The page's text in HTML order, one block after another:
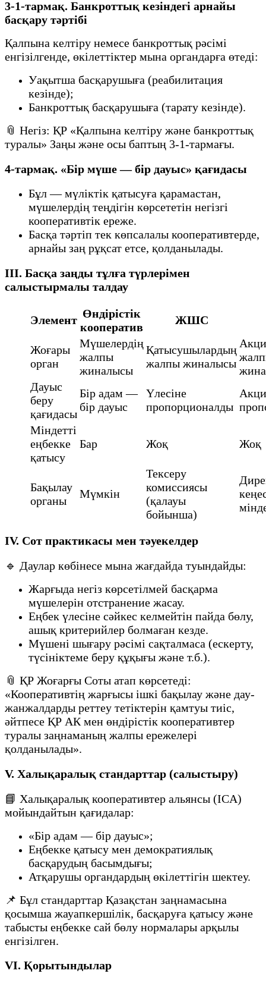
3-1-тармақ. Банкроттық кезіндегі арнайы
басқару тәртібі
Қалпына келтіру немесе банкроттық рәсімі
енгізілгенде, өкілеттіктер мына органдарға өтеді:
Уақытша басқарушыға (реабилитация
кезінде);
Банкроттық басқарушыға (тарату кезінде).
📎 Негіз: ҚР «Қалпына келтіру және банкроттық
туралы» Заңы және осы баптың 3-1-тармағы.
4-тармақ. «Бір мүше — бір дауыс» қағидасы
Бұл — мүліктік қатысуға қарамастан,
мүшелердің теңдігін көрсететін негізгі
кооперативтік ереже.
Басқа тәртіп тек көпсалалы кооперативтерде,
арнайы заң рұқсат етсе, қолданылады.
III. Басқа заңды тұлға түрлерімен
салыстырмалы талдау
Элемент Өндірістік
кооператив
ЖШС
Жоғары
орган
Мүшелердің
жалпы
жиналысы
Қатысушылардың
жалпы жиналысы
Дауыс
беру
қағидасы
Бір адам —
бір дауыс
Үлесіне
пропорционалды
Міндетті
еңбекке
қатысу
Бар Жоқ Жоқ
Бақылау
органы
Мүмкін
Тексеру
комиссиясы
(қалауы
бойынша)
IV. Сот практикасы мен тәуекелдер
🔹 Даулар көбінесе мына жағдайда туындайды:
Жарғыда негіз көрсетілмей басқарма
мүшелерін отстранение жасау.
Еңбек үлесіне сәйкес келмейтін пайда бөлу,
ашық критерийлер болмаған кезде.
Мүшені шығару рәсімі сақталмаса (ескерту,
түсініктеме беру құқығы және т.б.).
📎 ҚР Жоғарғы Соты атап көрсетеді:
«Кооперативтің жарғысы ішкі бақылау және дау-
жанжалдарды реттеу тетіктерін қамтуы тиіс,
әйтпесе ҚР АК мен өндірістік кооперативтер
туралы заңнаманың жалпы ережелері
қолданылады».
V. Халықаралық стандарттар (салыстыру)
📘 Халықаралық кооперативтер альянсы (ICA)
мойындайтын қағидалар:
«Бір адам — бір дауыс»;
Еңбекке қатысу мен демократиялық
басқарудың басымдығы;
Атқарушы органдардың өкілеттігін шектеу.
📌 Бұл стандарттар Қазақстан заңнамасына
қосымша жауапкершілік, басқаруға қатысу және
табысты еңбекке сай бөлу нормалары арқылы
енгізілген.
VI. Қорытындылар